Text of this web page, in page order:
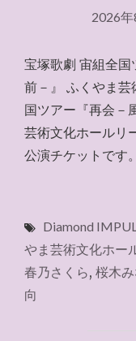
2026
宝塚歌劇 宙組全国
前－』 ふくやま芸
国ツアー『再会－
芸術文化ホールリ
公演チケットです
Diamond
やま芸術文化ホー
春乃さくら, 桜木み
向